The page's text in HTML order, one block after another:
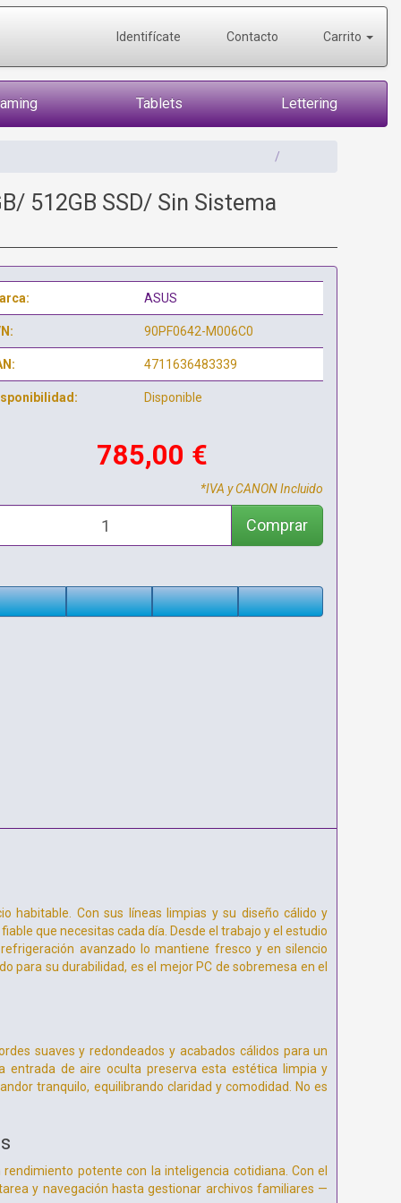
Identifícate Contacto Carrito
Tablets Lettering
512GB SSD/ Sin Sistema
ASUS
90PF0642-M006C0
4711636483339
Disponible
785,00 €
*IVA y CANON Incluido
Comprar
habitable. Con sus líneas limpias y su diseño cálido y
que necesitas cada día. Desde el trabajo y el estudio
avanzado lo mantiene fresco y en silencio
para su durabilidad, es el mejor PC de sobremesa en el
suaves y redondeados y acabados cálidos para un
entrada de aire oculta preserva esta estética limpia y
tranquilo, equilibrando claridad y comodidad. No es
potente con la inteligencia cotidiana. Con el
y navegación hasta gestionar archivos familiares —